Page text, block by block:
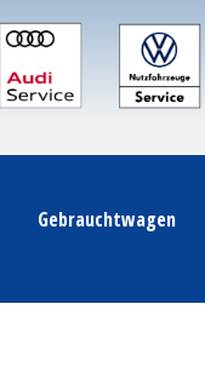
Gebrauchtwagen